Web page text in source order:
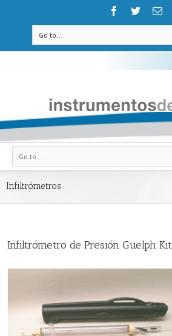
Go to...
Go to...
Infiltrómetros
Infiltrómetro de Presión Guelph Kit